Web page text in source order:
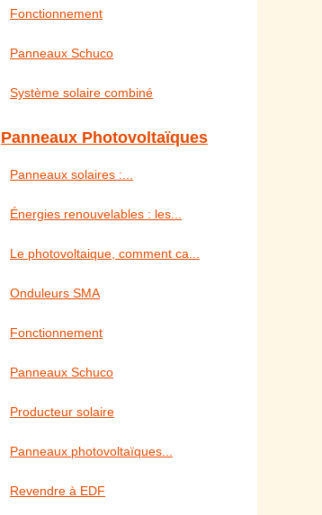
Fonctionnement
Panneaux Schuco
Système solaire combiné
Panneaux Photovoltaïques
Panneaux solaires :...
Énergies renouvelables : les...
Le photovoltaique, comment ca...
Onduleurs SMA
Fonctionnement
Panneaux Schuco
Producteur solaire
Panneaux photovoltaïques...
Revendre à EDF